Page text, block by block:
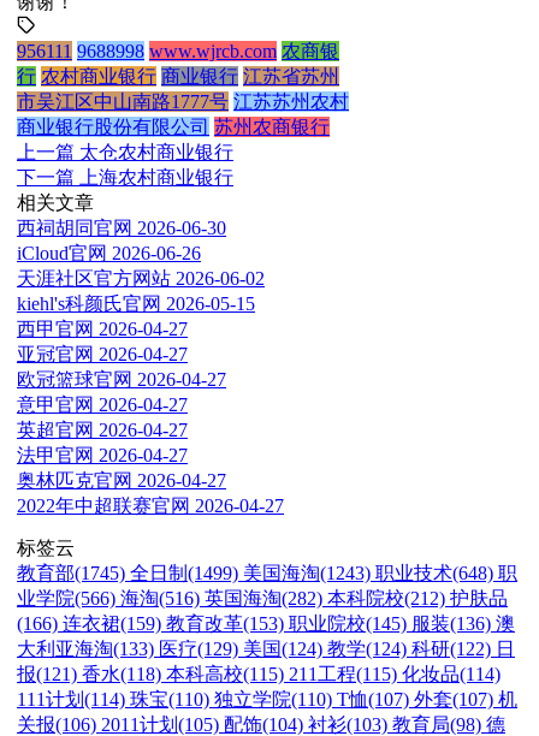
956111 9688998 www.wjrcb.com 农商银
行 农村商业银行 商业银行 江苏省苏州
市吴江区中山南路1777号 江苏苏州农村
商业银行股份有限公司 苏州农商银行
上一篇 太仓农村商业银行
下一篇
上海农村商业银行
相关文章
西祠胡同官网 2026-06-30
iCloud官网 2026-06-26
天涯社区官方网站 2026-06-02
kiehl's科颜氏官网 2026-05-15
西甲官网 2026-04-27
亚冠官网 2026-04-27
欧冠篮球官网 2026-04-27
意甲官网 2026-04-27
英超官网 2026-04-27
法甲官网 2026-04-27
奥林匹克官网 2026-04-27
2022年中超联赛官网 2026-04-27
标签云
教育部(1745) 全日制(1499) 美国海淘(1243) 职业技术(648) 职
业学院(566) 海淘(516) 英国海淘(282) 本科院校(212) 护肤品
(166) 连衣裙(159) 教育改革(153) 职业院校(145) 服装(136) 澳
大利亚海淘(133) 医疗(129) 美国(124) 教学(124) 科研(122) 日
报(121) 香水(118) 本科高校(115) 211工程(115) 化妆品(114)
111计划(114) 珠宝(110) 独立学院(110) T恤(107) 外套(107) 机
关报(106) 2011计划(105) 配饰(104) 衬衫(103) 教育局(98) 德